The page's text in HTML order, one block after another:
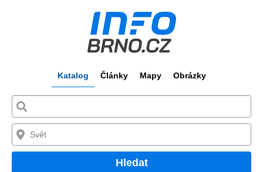
Katalog Články Mapy Obrázky
Hledat